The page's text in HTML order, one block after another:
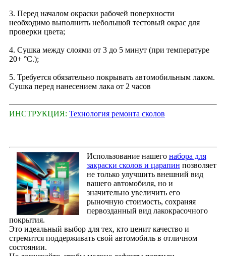
3. Перед началом окраски рабочей поверхности
необходимо выполнить небольшой тестовый окрас для
проверки цвета;
4. Сушка между слоями от 3 до 5 минут (при температуре
20+ °С.);
5. Требуется обязательно покрывать автомобильным лаком.
Сушка перед нанесением лака от 2 часов
ИНСТРУКЦИЯ: Технология ремонта сколов
Использование нашего набора для
закраски сколов и царапин позволяет
не только улучшить внешний вид
вашего автомобиля, но и
значительно увеличить его
рыночную стоимость, сохраняя
первозданный вид лакокрасочного
покрытия.
Это идеальный выбор для тех, кто ценит качество и
стремится поддерживать свой автомобиль в отличном
состоянии.